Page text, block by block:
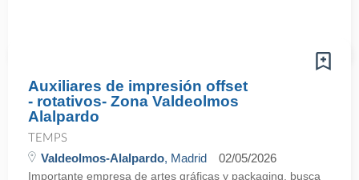
Auxiliares de impresión offset
- rotativos- Zona Valdeolmos
Alalpardo
TEMPS
Valdeolmos-Alalpardo, Madrid 02/05/2026
Importante empresa de artes gráficas y packaging, busca